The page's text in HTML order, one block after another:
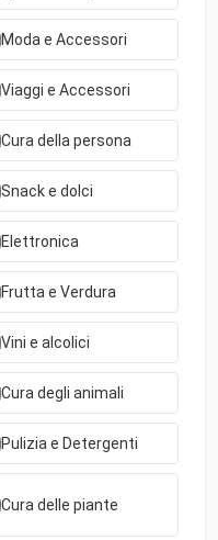
Moda e Accessori
Viaggi e Accessori
Cura della persona
Snack e dolci
Elettronica
Frutta e Verdura
Vini e alcolici
Cura degli animali
Pulizia e Detergenti
Cura delle piante